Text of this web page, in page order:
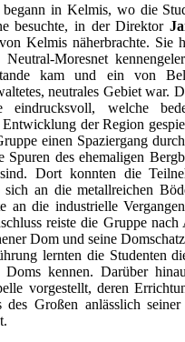
in Kelmis, wo die
besuchte, in der Direktor
Kelmis näherbrachte. Sie
Neutral-Moresnet
kam und ein von
neutrales Gebiet war.
eindrucksvoll, welche
der Region
einen Spaziergang
Spuren des ehemaligen
Dort konnten die
sich an die metallreichen
an die industrielle
reiste die Gruppe nach
Dom und seine
lernten die Studenten
Doms kennen. Darüber
vorgestellt, deren
Großen anlässlich